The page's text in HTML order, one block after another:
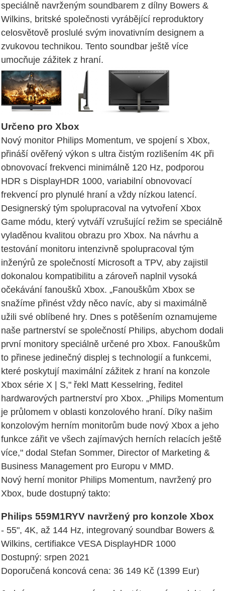
speciálně navrženým soundbarem z dílny Bowers &
Wilkins, britské společnosti vyrábějící reproduktory
celosvětově proslulé svým inovativním designem a
zvukovou technikou. Tento soundbar ještě více
umocňuje zážitek z hraní.
Určeno pro Xbox
Nový monitor Philips Momentum, ve spojení s Xbox,
přináší ověřený výkon s ultra čistým rozlišením 4K při
obnovovací frekvenci minimálně 120 Hz, podporou
HDR s DisplayHDR 1000, variabilní obnovovací
frekvencí pro plynulé hraní a vždy nízkou latencí.
Designerský tým spolupracoval na vytvoření Xbox
Game módu, který vytváří vzrušující režim se speciálně
vyladěnou kvalitou obrazu pro Xbox. Na návrhu a
testování monitoru intenzivně spolupracoval tým
inženýrů ze společností Microsoft a TPV, aby zajistil
dokonalou kompatibilitu a zároveň naplnil vysoká
očekávání fanoušků Xbox. „Fanouškům Xbox se
snažíme přinést vždy něco navíc, aby si maximálně
užili své oblíbené hry. Dnes s potěšením oznamujeme
naše partnerství se společností Philips, abychom dodali
první monitory speciálně určené pro Xbox. Fanouškům
to přinese jedinečný displej s technologií a funkcemi,
které poskytují maximální zážitek z hraní na konzole
Xbox série X | S," řekl Matt Kesselring, ředitel
hardwarových partnerství pro Xbox. „Philips Momentum
je průlomem v oblasti konzolového hraní. Díky našim
konzolovým herním monitorům bude nový Xbox a jeho
funkce zářit ve všech zajímavých herních relacích ještě
více," dodal Stefan Sommer, Director of Marketing &
Business Management pro Europu v MMD.
Nový herní monitor Philips Momentum, navržený pro
Xbox, bude dostupný takto:
Philips 559M1RYV navržený pro konzole Xbox
- 55", 4K, až 144 Hz, integrovaný soundbar Bowers &
Wilkins, certifiakce VESA DisplayHDR 1000
Dostupný: srpen 2021
Doporučená koncová cena: 36 149 Kč (1399 Eur)